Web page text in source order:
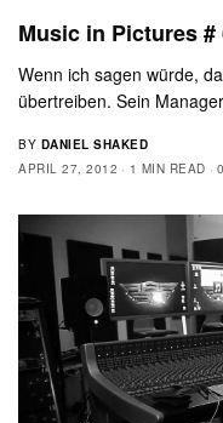
Music in Pictures #
Wenn ich sagen würde,
übertreiben. Sein
BY DANIEL SHAKED
APRIL 27, 2012
1 MIN READ